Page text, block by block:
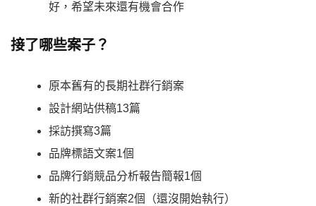
好，希望未來還有機會合作
接了哪些案子？
原本舊有的長期社群行銷案
設計網站供稿13篇
採訪撰寫3篇
品牌標語文案1個
品牌行銷競品分析報告簡報1個
新的社群行銷案2個（還沒開始執行）